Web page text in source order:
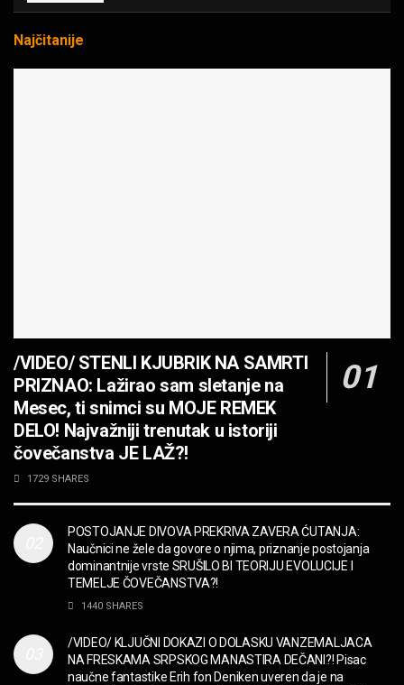
Najčitanije
/VIDEO/ STENLI KJUBRIK NA SAMRTI
PRIZNAO: Lažirao sam sletanje na
Mesec, ti snimci su MOJE REMEK
DELO! Najvažniji trenutak u istoriji
čovečanstva JE LAŽ?!
1729 SHARES
POSTOJANJE DIVOVA PREKRIVA ZAVERA ĆUTANJA:
Naučnici ne žele da govore o njima, priznanje postojanja
dominantnije vrste SRUŠILO BI TEORIJU EVOLUCIJE I
TEMELJE ČOVEČANSTVA?!
1440 SHARES
/VIDEO/ KLJUČNI DOKAZI O DOLASKU VANZEMALJACA
NA FRESKAMA SRPSKOG MANASTIRA DEČANI?! Pisac
naučne fantastike Erih fon Deniken uveren da je na